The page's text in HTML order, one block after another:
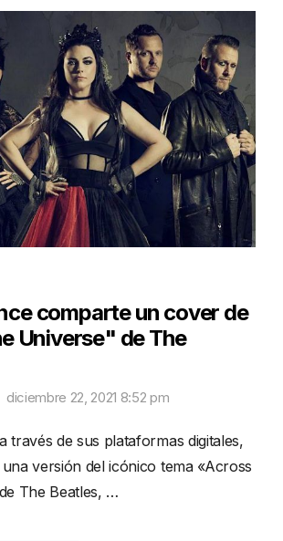
comparte un cover de
Universe" de The
diciembre 22, 2021 8:52 pm
través de sus plataformas digitales,
versión del icónico tema «Across
The Beatles, …